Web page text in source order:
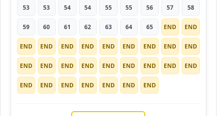
53 53 54 54 55 55 56 57 58
59 60 61 62 63 64 65 END END
END END END END END END END END END
END END END END END END END END END
END END END END END END END